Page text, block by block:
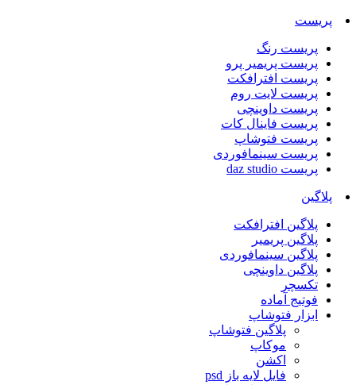
پریست
پریست رنگ
پریست پریمیر پرو
پریست افترافکت
پریست لایت روم
پریست داوینچی
پریست فاینال کات
پریست فتوشاپ
پریست سینمافوردی
پریست daz studio
پلاگین
پلاگین افترافکت
پلاگین پریمیر
پلاگین سینمافوردی
پلاگین داوینچی
تکسچر
فوتیج آماده
ابزار فتوشاپ
پلاگین فتوشاپ
موکاپ
اکشن
فایل لایه باز psd